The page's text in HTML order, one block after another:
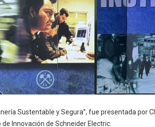
Sustentable y Segura”, fue presentada por
Innovación de Schneider Electric.